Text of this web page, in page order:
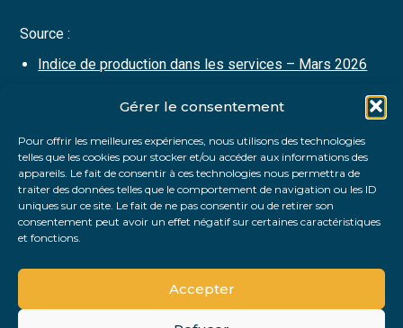
Gérer le consentement
Pour offrir les meilleures expériences, nous utilisons des technologies
telles que les cookies pour stocker et/ou accéder aux informations des
appareils. Le fait de consentir à ces technologies nous permettra de
traiter des données telles que le comportement de navigation ou les ID
uniques sur ce site. Le fait de ne pas consentir ou de retirer son
consentement peut avoir un effet négatif sur certaines caractéristiques
et fonctions.
Accepter
Source :
Indice de production dans les services – Mars 2026
FaceBook
TwitterLinkedIn